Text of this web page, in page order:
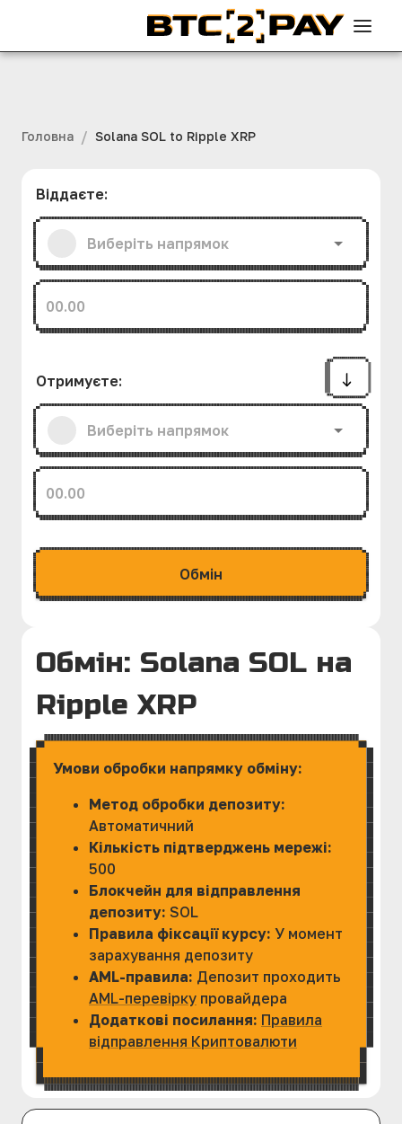
Головна / Solana SOL to Ripple XRP
Обмін: Solana SOL на
Ripple XRP
Умови обробки напрямку обміну:
Метод обробки депозиту:
Автоматичний
Кількість підтверджень мережі:
500
Блокчейн для відправлення
депозиту: SOL
Правила фіксації курсу: У момент
зарахування депозиту
AML-правила: Депозит проходить
AML-перевірку провайдера
Додаткові посилання: Правила
відправлення Криптовалюти
Віддаєте:
Отримуєте:
Обмiн